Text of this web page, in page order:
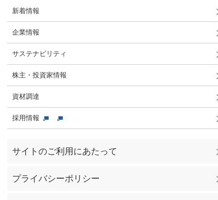
新着情報
企業情報
サステナビリティ
株主・投資家情報
資材調達
採用情報
サイトのご利用にあたって
プライバシーポリシー